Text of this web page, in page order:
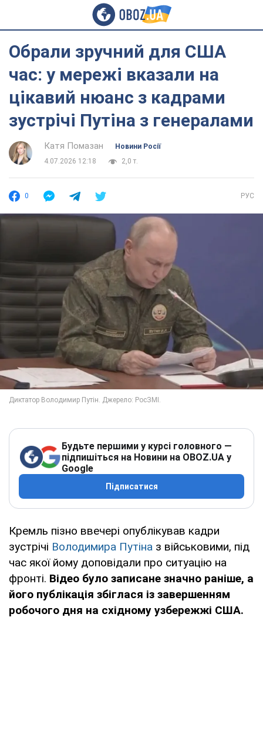
Обрали зручний для США
час: у мережі вказали на
цікавий нюанс з кадрами
зустрічі Путіна з генералами
Катя Помазан
Новини Росії
4.07.2026 12:18
2,0 т.
0 РУС
Будьте першими у курсі головного —
підпишіться на Новини на OBOZ.UA у
Google
Підписатися
Кремль пізно ввечері опублікував кадри
зустрічі Володимира Путіна з військовими, під
час якої йому доповідали про ситуацію на
фронті. Відео було записане значно раніше, а
його публікація збіглася із завершенням
робочого дня на східному узбережжі США.